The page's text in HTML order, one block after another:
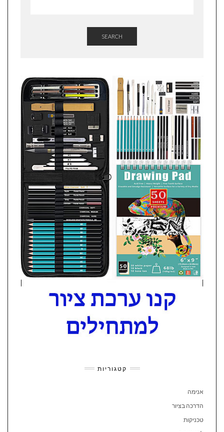
SEARCH
קטגוריות
אנימה
הדרכה בציור
טכניקות